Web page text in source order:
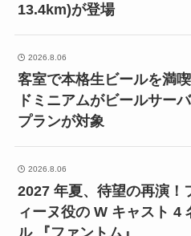
13.4km)が登場
2026.8.06
客室で本格生ビールを満
ドミニアムがビールサー
プランが対象
2026.8.06
2027 年夏、待望の再演！
ィーヌ役の W キャスト 4
ル 『ファントム』